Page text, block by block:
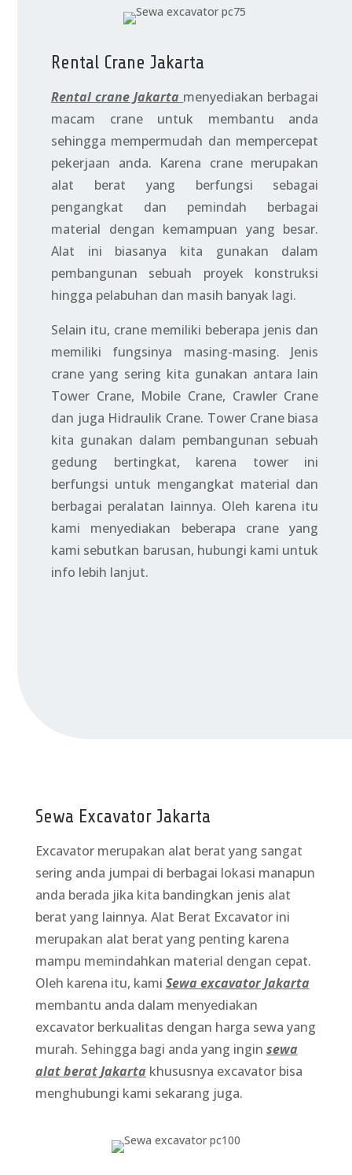
Rental Crane Jakarta
Rental crane Jakarta menyediakan berbagai
macam crane untuk membantu anda
sehingga mempermudah dan mempercepat
pekerjaan anda. Karena crane merupakan
alat berat yang berfungsi sebagai
pengangkat dan pemindah berbagai
material dengan kemampuan yang besar.
Alat ini biasanya kita gunakan dalam
pembangunan sebuah proyek konstruksi
hingga pelabuhan dan masih banyak lagi.
Selain itu, crane memiliki beberapa jenis dan
memiliki fungsinya masing-masing. Jenis
crane yang sering kita gunakan antara lain
Tower Crane, Mobile Crane, Crawler Crane
dan juga Hidraulik Crane. Tower Crane biasa
kita gunakan dalam pembangunan sebuah
gedung bertingkat, karena tower ini
berfungsi untuk mengangkat material dan
berbagai peralatan lainnya. Oleh karena itu
kami menyediakan beberapa crane yang
kami sebutkan barusan, hubungi kami untuk
info lebih lanjut.
Sewa Excavator Jakarta
Excavator merupakan alat berat yang sangat
sering anda jumpai di berbagai lokasi manapun
anda berada jika kita bandingkan jenis alat
berat yang lainnya. Alat Berat Excavator ini
merupakan alat berat yang penting karena
mampu memindahkan material dengan cepat.
Oleh karena itu, kami Sewa excavator Jakarta
membantu anda dalam menyediakan
excavator berkualitas dengan harga sewa yang
murah. Sehingga bagi anda yang ingin sewa
alat berat Jakarta khususnya excavator bisa
menghubungi kami sekarang juga.